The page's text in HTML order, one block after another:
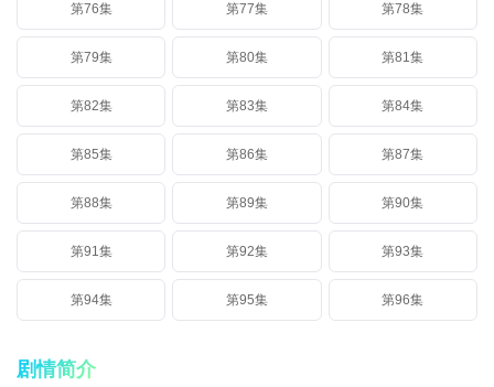
第76集 第77集 第78集
第79集 第80集 第81集
第82集 第83集 第84集
第85集 第86集 第87集
第88集 第89集 第90集
第91集 第92集 第93集
第94集 第95集 第96集
剧情简介